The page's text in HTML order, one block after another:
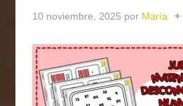
10 noviembre, 2025 por María